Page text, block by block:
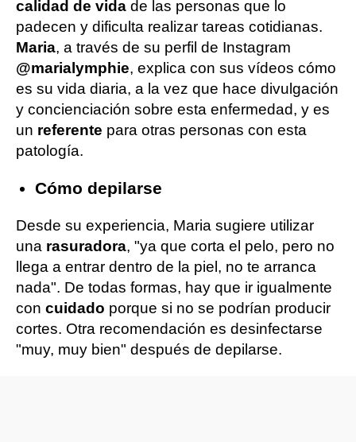
calidad de vida de las personas que lo
padecen y dificulta realizar tareas cotidianas.
Maria, a través de su perfil de Instagram
@marialymphie, explica con sus vídeos cómo
es su vida diaria, a la vez que hace divulgación
y concienciación sobre esta enfermedad, y es
un referente para otras personas con esta
patología.
Cómo depilarse
Desde su experiencia, Maria sugiere utilizar
una rasuradora, "ya que corta el pelo, pero no
llega a entrar dentro de la piel, no te arranca
nada". De todas formas, hay que ir igualmente
con cuidado porque si no se podrían producir
cortes. Otra recomendación es desinfectarse
"muy, muy bien" después de depilarse.